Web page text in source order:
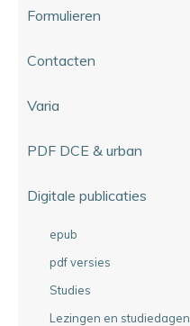
Formulieren
Contacten
Varia
PDF DCE & urban
Digitale publicaties
epub
pdf versies
Studies
Lezingen en studiedagen